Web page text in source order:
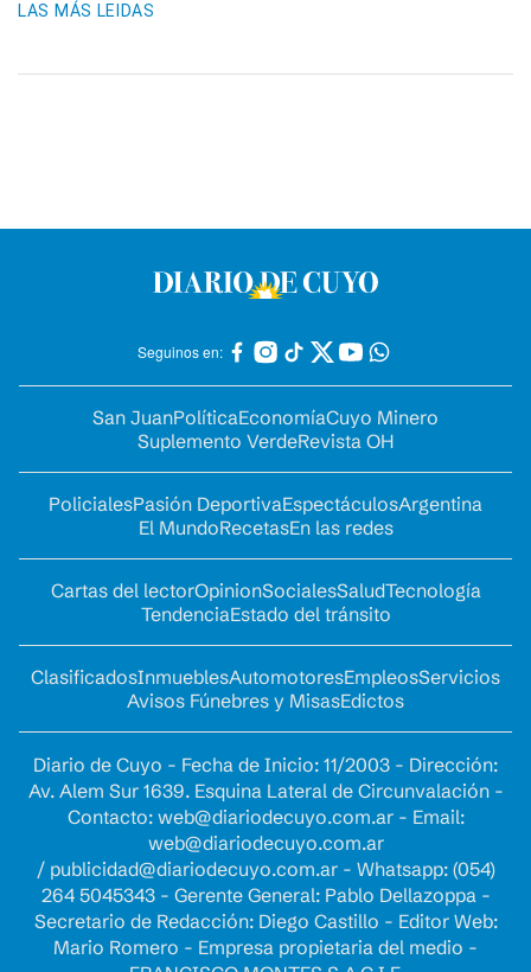
LAS MÁS LEIDAS
Seguinos en:
San JuanPolíticaEconomíaCuyo Minero
Suplemento VerdeRevista OH
PolicialesPasión DeportivaEspectáculosArgentina
El MundoRecetasEn las redes
Cartas del lectorOpinionSocialesSaludTecnología
TendenciaEstado del tránsito
ClasificadosInmueblesAutomotoresEmpleosServicios
Avisos Fúnebres y MisasEdictos
Diario de Cuyo - Fecha de Inicio: 11/2003 - Dirección:
Av. Alem Sur 1639. Esquina Lateral de Circunvalación -
Contacto: web@diariodecuyo.com.ar- Email:
web@diariodecuyo.com.ar
/ publicidad@diariodecuyo.com.ar- Whatsapp: (054)
264 5045343 - Gerente General: Pablo Dellazoppa -
Secretario de Redacción: Diego Castillo - Editor Web:
Mario Romero - Empresa propietaria del medio -